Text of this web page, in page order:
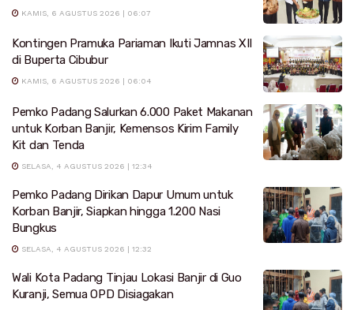
KAMIS, 6 AGUSTUS 2026 | 06:07
Kontingen Pramuka Pariaman Ikuti Jamnas XII
di Buperta Cibubur
KAMIS, 6 AGUSTUS 2026 | 06:04
Pemko Padang Salurkan 6.000 Paket Makanan
untuk Korban Banjir, Kemensos Kirim Family
Kit dan Tenda
SELASA, 4 AGUSTUS 2026 | 12:34
Pemko Padang Dirikan Dapur Umum untuk
Korban Banjir, Siapkan hingga 1.200 Nasi
Bungkus
SELASA, 4 AGUSTUS 2026 | 12:32
Wali Kota Padang Tinjau Lokasi Banjir di Guo
Kuranji, Semua OPD Disiagakan